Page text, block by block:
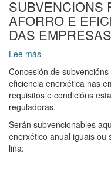
SUBVENCIONS
AFORRO E
DAS EMPRESAS
Lee más
PARA
PROXECTOS
DE
AFORRO
E
EFICIENCIA
Concesión de
eficiencia enerxética nas
requisitos e condicións
reguladoras.
Serán subvencionables
enerxético anual iguais ou
liña: